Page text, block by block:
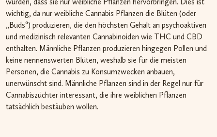
wichtig, da nur weibliche Cannabis Pflanzen die Blüten (oder
„Buds“) produzieren, die den höchsten Gehalt an psychoaktiven
und medizinisch relevanten Cannabinoiden wie THC und CBD
enthalten. Männliche Pflanzen produzieren hingegen Pollen und
keine nennenswerten Blüten, weshalb sie für die meisten
Personen, die Cannabis zu Konsumzwecken anbauen,
unerwünscht sind. Männliche Pflanzen sind in der Regel nur für
Cannabiszüchter interessant, die ihre weiblichen Pflanzen
tatsächlich bestäuben wollen.